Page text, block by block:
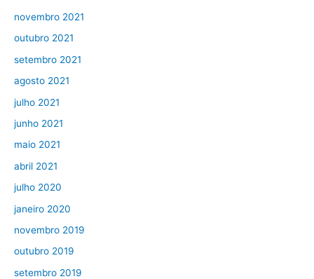
novembro 2021
outubro 2021
setembro 2021
agosto 2021
julho 2021
junho 2021
maio 2021
abril 2021
julho 2020
janeiro 2020
novembro 2019
outubro 2019
setembro 2019